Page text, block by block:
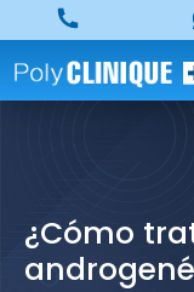
to
content
¿Cómo